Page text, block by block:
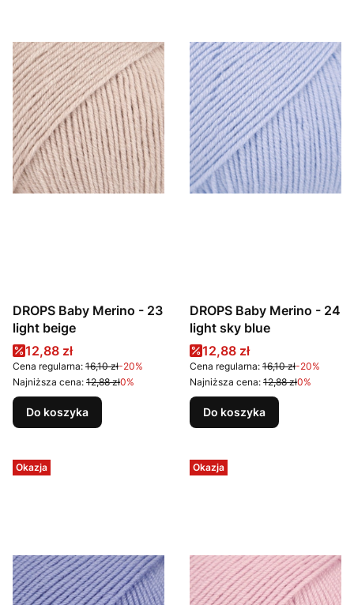
DROPS Baby Merino - 23
light beige
Cena promocyjna
12,88 zł
Cena regularna: 16,10 zł-20%
Najniższa cena: 12,88 zł0%
Do koszyka
DROPS Baby Merino - 24
light sky blue
Cena promocyjna
12,88 zł
Cena regularna: 16,10 zł-20%
Najniższa cena: 12,88 zł0%
Do koszyka
Okazja Okazja